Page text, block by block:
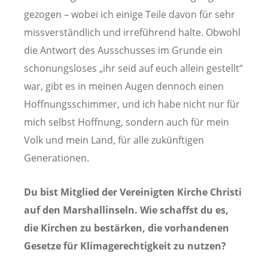
gezogen – wobei ich einige Teile davon für sehr
missverständlich und irreführend halte. Obwohl
die Antwort des Ausschusses im Grunde ein
schonungsloses „ihr seid auf euch allein gestellt“
war, gibt es in meinen Augen dennoch einen
Hoffnungsschimmer, und ich habe nicht nur für
mich selbst Hoffnung, sondern auch für mein
Volk und mein Land, für alle zukünftigen
Generationen.
Du bist Mitglied der Vereinigten Kirche Christi
auf den Marshallinseln. Wie schaffst du es,
die Kirchen zu bestärken, die vorhandenen
Gesetze für Klimagerechtigkeit zu nutzen?